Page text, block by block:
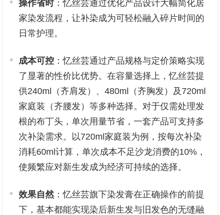
操作省时：忆丝芸通过优化产品设计大幅简化居
家染发流程，让补染成为可轻松融入碎片时间的
日常护理。
成本可控 ：忆丝芸通过产品规格与定价策略实现
了显著的性价比优势。在容量选择上，忆丝芸提
供240ml（齐肩发）、480ml（齐胸发）及720ml
家庭装（齐腰发）等多种选择。对于仅需处理发
根的布丁头，单次用量节省，一套产品可支持多
次补染需求。以720ml家庭装为例，按每次补染
消耗60ml计算，单次成本不足沙龙消费的10%，
使频繁应对新生发成为经济可持续的选择。
效果自然 ：忆丝芸旗下染发膏在正确操作的前提
下，基本都能实现染后新生发与旧发色的无缝融